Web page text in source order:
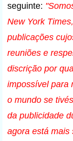
seguinte:
New York
publicações
reuniões e
discrição por
impossível para
o mundo se
da publicidade
agora está mais